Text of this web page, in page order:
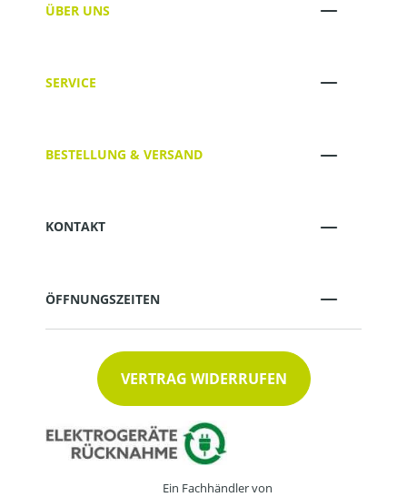
ÜBER UNS
SERVICE
BESTELLUNG & VERSAND
KONTAKT
ÖFFNUNGSZEITEN
VERTRAG WIDERRUFEN
Ein Fachhändler von